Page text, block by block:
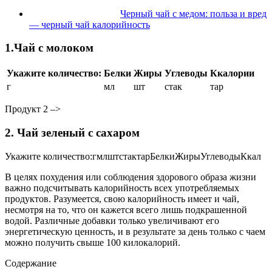
Черный чай с медом: польза и вред
— черный чай калорийность
1.Чай с молоком
Укажите количество: Белки Жиры Углеводы Ккалории
г
мл шт стак тар
Продукт 2 –>
2. Чай зеленый с сахаром
Укажите количество:гмлштстактарБелкиЖирыУглеводыКкал
В целях похудения или соблюдения здорового образа жизни
важно подсчитывать калорийность всех употребляемых
продуктов. Разумеется, свою калорийность имеет и чай,
несмотря на то, что он кажется всего лишь подкрашенной
водой. Различные добавки только увеличивают его
энергетическую ценность, и в результате за день только с чаем
можно получить свыше 100 килокалорий.
Содержание